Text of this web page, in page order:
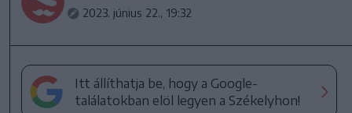
2023. június 22., 19:32
Itt állíthatja be, hogy a Google-
találatokban elöl legyen a Székelyhon!